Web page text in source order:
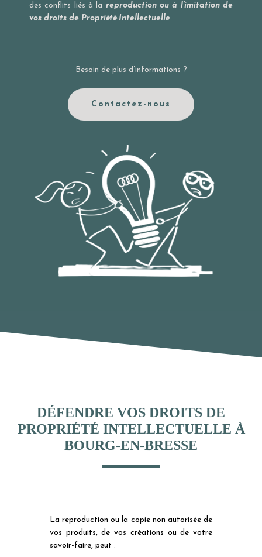
des conflits liés à la reproduction ou à l’imitation de
vos droits de Propriété Intellectuelle.
Besoin de plus d’informations ?
Contactez-nous
DÉFENDRE VOS DROITS DE
PROPRIÉTÉ INTELLECTUELLE À
BOURG-EN-BRESSE
La reproduction ou la copie non autorisée de
vos produits, de vos créations ou de votre
savoir-faire, peut :